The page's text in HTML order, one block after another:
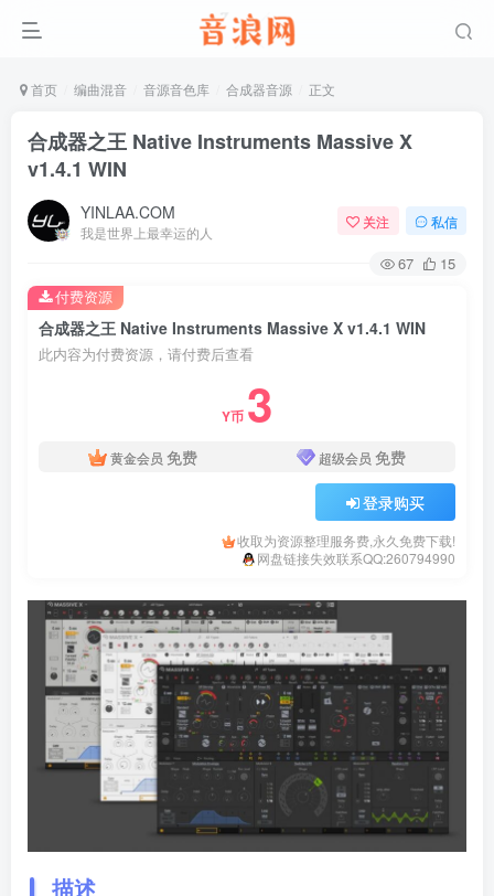
首页 编曲混音 音源音色库 合成器音源 正文
合成器之王 Native Instruments Massive X
v1.4.1 WIN
YINLAA.COM
我是世界上最幸运的人
关注 私信
67 15
合成器之王 Native Instruments Massive X v1.4.1 WIN
此内容为付费资源，请付费后查看
Y币 3
黄金会员 免费 超级会员 免费
登录购买
收取为资源整理服务费,永久免费下载!
网盘链接失效联系QQ:260794990
付费资源
描述